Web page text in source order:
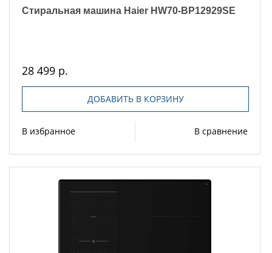
Стиральная машина Haier HW70-BP12929SE
28 499 р.
ДОБАВИТЬ В КОРЗИНУ
В избранное В сравнение